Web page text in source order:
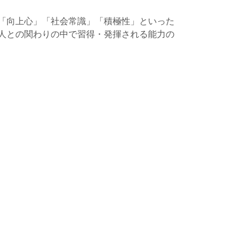
向上心」「社会常識」「積極性」といった
との関わりの中で習得・発揮される能力の